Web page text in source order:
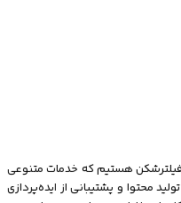
فیلترشکن هستیم که خدمات متنوعی
محتوا و پشتیبانی از ایده‌پردازی